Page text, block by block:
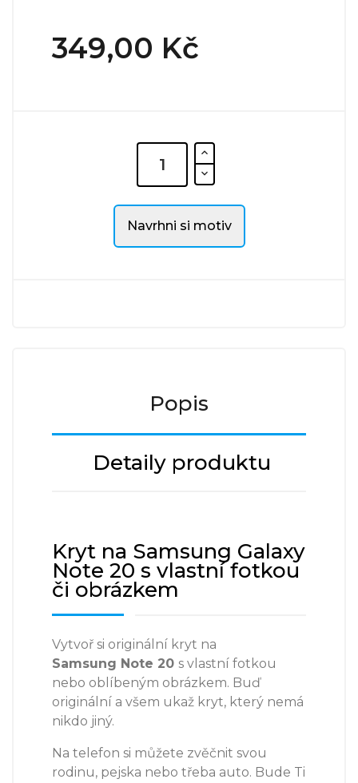
349,00 Kč
Navrhni si motiv
Popis
Detaily produktu
Kryt na Samsung Galaxy
Note 20 s vlastní fotkou
či obrázkem
Vytvoř si originální kryt na
Samsung Note 20 s vlastní fotkou
nebo oblíbeným obrázkem. Buď
originální a všem ukaž kryt, který nemá
nikdo jiný.
Na telefon si můžete zvěčnit svou
rodinu, pejska nebo třeba auto. Bude Ti